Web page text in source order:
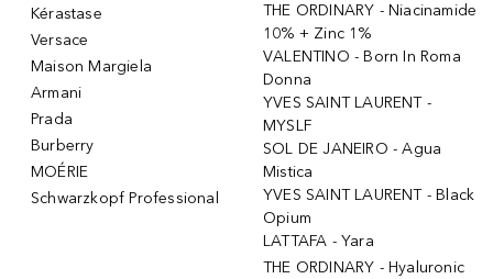
Kérastase
Versace
Maison Margiela
Armani
Prada
Burberry
MOÉRIE
Schwarzkopf Professional
THE ORDINARY - Niacinamide
10% + Zinc 1%
VALENTINO - Born In Roma
Donna
YVES SAINT LAURENT -
MYSLF
SOL DE JANEIRO - Agua
Mistica
YVES SAINT LAURENT - Black
Opium
LATTAFA - Yara
THE ORDINARY - Hyaluronic